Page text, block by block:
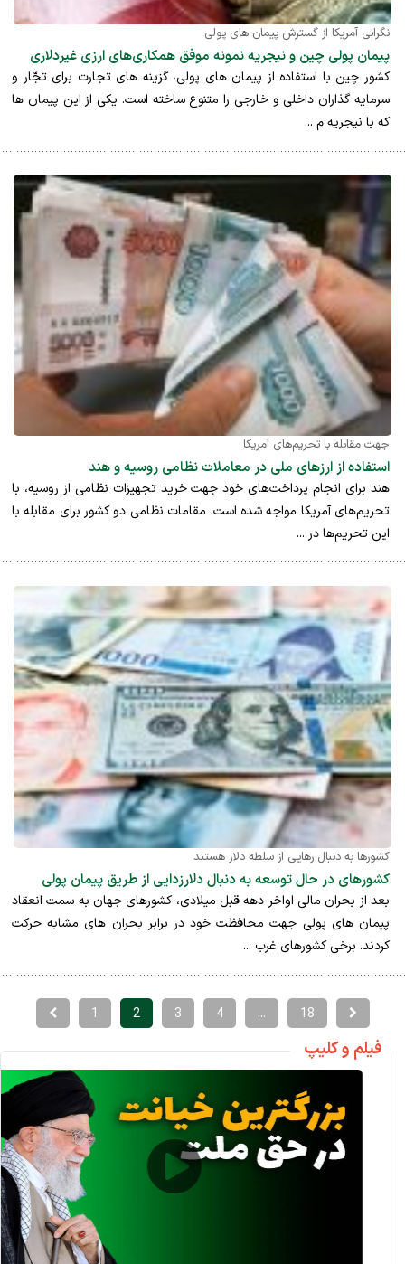
نگرانی آمریکا از گسترش پیمان های پولی
پیمان پولی چین و نیجریه نمونه موفق همکاری‌های ارزی غیردلاری
کشور چین با استفاده از پیمان های پولی، گزینه های تجارت برای تجّار و
سرمایه گذاران داخلی و خارجی را متنوع ساخته است. یکی از این پیمان ها
که با نیجریه م ...
جهت مقابله با تحریم‌های آمریکا
استفاده از ارزهای ملی در معاملات نظامی روسیه و هند
هند برای انجام پرداخت‌های خود جهت خرید تجهیزات نظامی از روسیه، با
تحریم‌های آمریکا مواجه شده است. مقامات نظامی دو کشور برای مقابله با
این تحریم‌ها در ...
کشورها به دنبال رهایی از سلطه دلار هستند
کشورهای در حال توسعه به دنبال دلارزدایی از طریق پیمان پولی
بعد از بحران مالی اواخر دهه قبل میلادی، کشورهای جهان به سمت انعقاد
پیمان های پولی جهت محافظت خود در برابر بحران های مشابه حرکت
کردند. برخی کشورهای غرب ...
1 2 3 4 ... 18
فیلم و کلیپ